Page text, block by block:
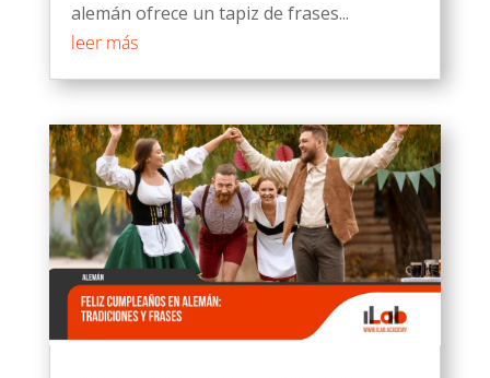
alemán ofrece un tapiz de frases...
leer más